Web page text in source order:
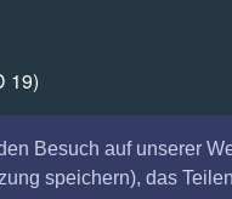
Besuch auf unserer
speichern), das
19)